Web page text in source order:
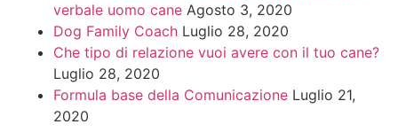
verbale uomo cane Agosto 3, 2020
Dog Family Coach Luglio 28, 2020
Che tipo di relazione vuoi avere con il tuo cane?
Luglio 28, 2020
Formula base della Comunicazione Luglio 21,
2020